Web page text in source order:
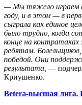
— Мы тяжело играем
году, и в этом — в
сыграла как единое
было трудно, когда
конце на контратаках
ребятам.
победой. Они
результата, —
Криушенко.
Betera-высшая лига.